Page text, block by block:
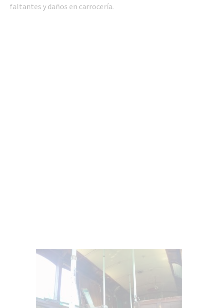
faltantes y daños en carrocería.